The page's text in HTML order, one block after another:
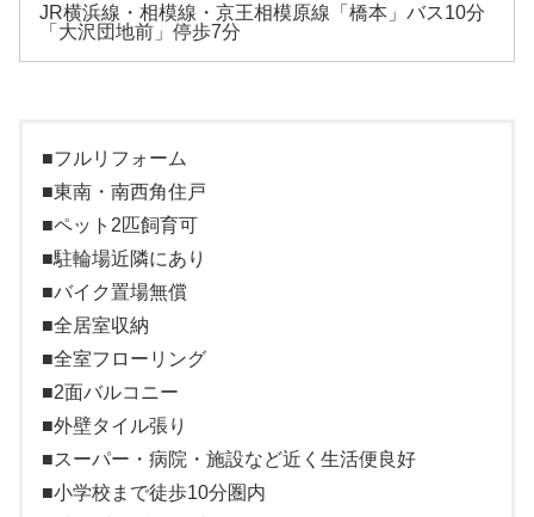
JR横浜線・相模線・京王相模原線「橋本」バス10分
「大沢団地前」停歩7分
■フルリフォーム
■東南・南西角住戸
■ペット2匹飼育可
■駐輪場近隣にあり
■バイク置場無償
■全居室収納
■全室フローリング
■2面バルコニー
■外壁タイル張り
■スーパー・病院・施設など近く生活便良好
■小学校まで徒歩10分圏内